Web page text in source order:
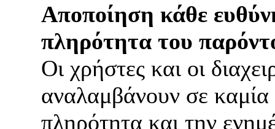
Αποποίηση κάθε
πληρότητα του
Οι χρήστες και οι
αναλαμβάνουν σε καμία
πληρότητα και την